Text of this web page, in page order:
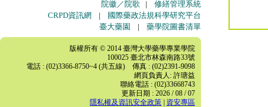
院徽／院歌 | 修繕管理系統
CRPD資訊網 |
國際藥政法規科學研究平台
臺大藥園
| 藥學院圖書清單
版權所有 © 2014 臺灣大學藥學專業學院
100025 臺北市林森南路33號
電話 : (02)3366-8750~4 (共五線) 傳真 : (02)2391-9098
網頁負責人: 許瑭益
聯絡電話 : (02)33668743
更新日期 : 2026 / 08 / 07
隱私權及資訊安全政策
資安專區